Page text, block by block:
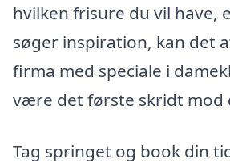
hvilken frisure du vil have,
søger inspiration, kan det
firma med speciale i
være det første skridt mod
Tag springet og book din